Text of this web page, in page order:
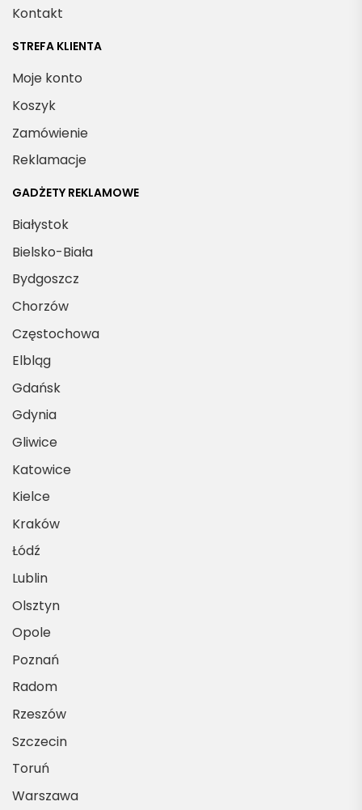
Kontakt
STREFA KLIENTA
Moje konto
Koszyk
Zamówienie
Reklamacje
GADŻETY REKLAMOWE
Białystok
Bielsko-Biała
Bydgoszcz
Chorzów
Częstochowa
Elbląg
Gdańsk
Gdynia
Gliwice
Katowice
Kielce
Kraków
Łódź
Lublin
Olsztyn
Opole
Poznań
Radom
Rzeszów
Szczecin
Toruń
Warszawa